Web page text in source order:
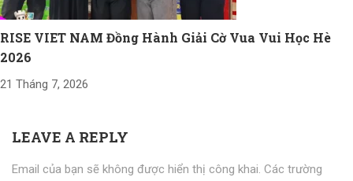
RISE VIET NAM Đồng Hành Giải Cờ Vua Vui Học Hè
2026
21 Tháng 7, 2026
LEAVE A REPLY
Email của bạn sẽ không được hiển thị công khai. Các trường